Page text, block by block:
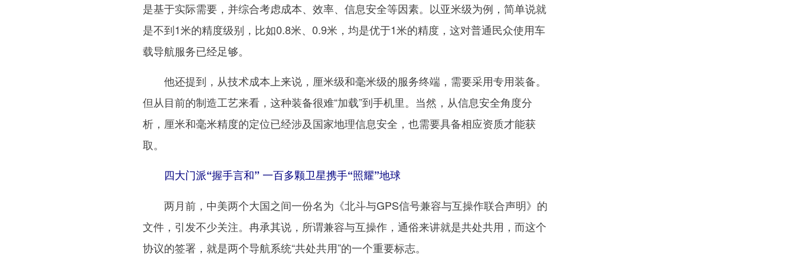
是基于实际需要，并综合考虑成本、效率、信息安全等因素。以亚米级为例，简单说就
是不到1米的精度级别，比如0.8米、0.9米，均是优于1米的精度，这对普通民众使用车
载导航服务已经足够。
他还提到，从技术成本上来说，厘米级和毫米级的服务终端，需要采用专用装备。
但从目前的制造工艺来看，这种装备很难“加载”到手机里。当然，从信息安全角度分
析，厘米和毫米精度的定位已经涉及国家地理信息安全，也需要具备相应资质才能获
取。
四大门派“握手言和” 一百多颗卫星携手“照耀”地球
两月前，中美两个大国之间一份名为《北斗与GPS信号兼容与互操作联合声明》的
文件，引发不少关注。冉承其说，所谓兼容与互操作，通俗来讲就是共处共用，而这个
协议的签署，就是两个导航系统“共处共用”的一个重要标志。